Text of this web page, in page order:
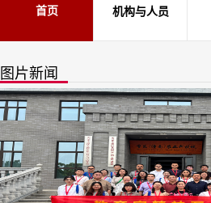
首页 机构与人员
图片新闻